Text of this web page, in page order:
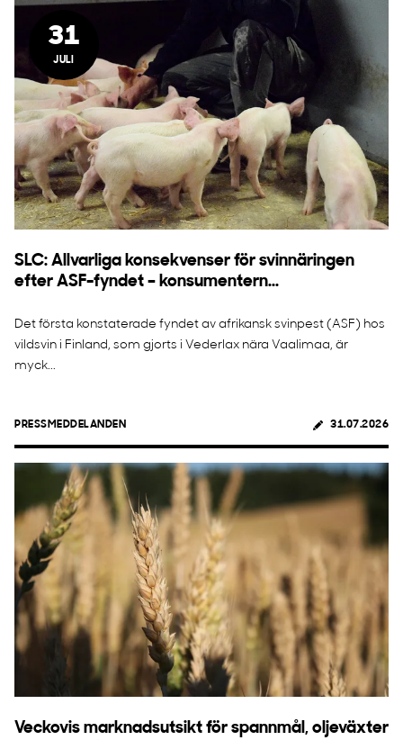
31
JULI
SLC: Allvarliga konsekvenser för svinnäringen
efter ASF-fyndet – konsumentern...
Det första konstaterade fyndet av afrikansk svinpest (ASF) hos
vildsvin i Finland, som gjorts i Vederlax nära Vaalimaa, är
myck...
PRESSMEDDELANDEN 31.07.2026
Veckovis marknadsutsikt för spannmål, oljeväxter